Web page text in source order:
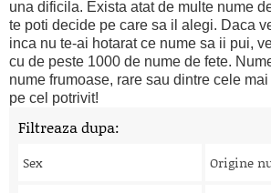
una dificila. Exista atat de multe nume
te poti decide pe care sa il alegi. Daca
inca nu te-ai hotarat ce nume sa ii pui,
cu de peste 1000 de nume de fete.
nume frumoase, rare sau dintre cele
pe cel potrivit!
Filtreaza dupa:
Sex Origine